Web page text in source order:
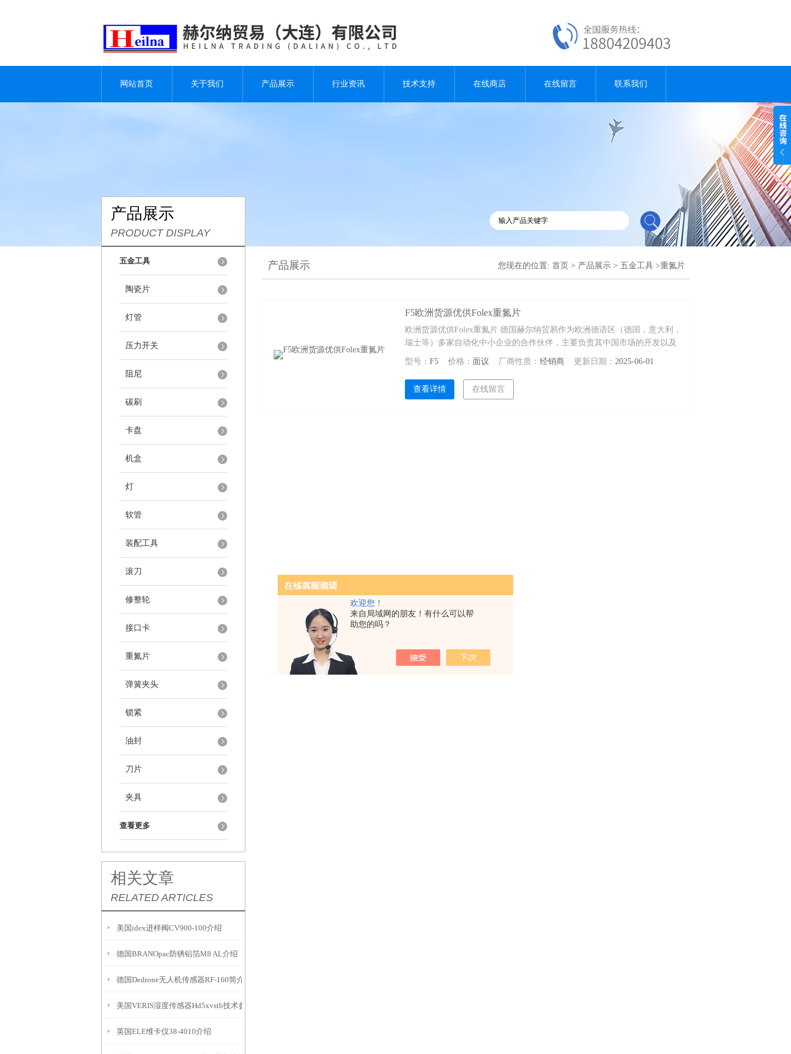
欢迎您！
来自局域网的朋友！有什么可以帮
助您的吗？
网站首页 关于我们 产品展示 行业资讯 技术支持 在线商店 在线留言 联系我们
产品展示
PRODUCT DISPLAY
五金工具
陶瓷片
灯管
压力开关
阻尼
碳刷
卡盘
机盒
灯
软管
装配工具
滚刀
修整轮
接口卡
重氮片
弹簧夹头
锁紧
油封
刀片
夹具
查看更多
相关文章
RELATED ARTICLES
美国idex进样阀CV900-100介绍
德国BRANOpac防锈铝箔M8 AL介绍
德国Dedrone无人机传感器RF-160简介
美国VERIS湿度传感器Hd5xvstb技术参数
英国ELE维卡仪38-4010介绍
产品展示 您现在的位置: 首页 > 产品展示 > 五金工具 >重氮片
F5欧洲货源优供Folex重氮片
欧洲货源优供Folex重氮片 德国赫尔纳贸易作为欧洲德语区（德国，意大利，
瑞士等）多家自动化中小企业的合作伙伴，主要负责其中国市场的开发以及
销售管理。 （1） 德国公司：德国员工德国办公，面向整个欧洲厂家直接询
型号：F5价格： 面议 厂商性质：经销商 更新日期：2025-06-01
查看详情 在线留言